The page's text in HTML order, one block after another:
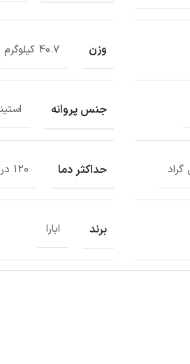
وزن 40.7 کیلوگرم
جنس پروانه
حداکثر دما 120 درجه سانتیگراد
برند ابارا